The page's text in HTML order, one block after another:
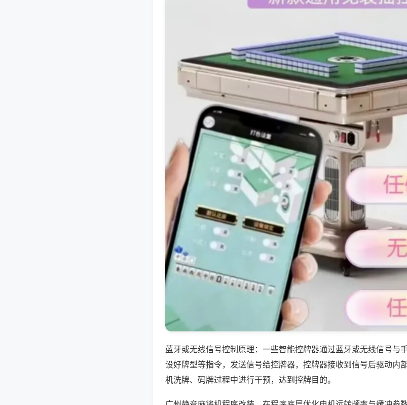
蓝牙或无线信号控制原理：一些智能控牌器通过蓝牙或无线信号与
设好牌型等指令，发送信号给控牌器，控牌器接收到信号后驱动内
机洗牌、码牌过程中进行干预，达到控牌目的。